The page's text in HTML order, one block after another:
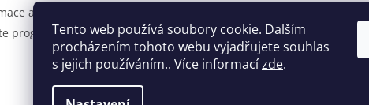
Tento web používá soubory cookie. Dalším
procházením tohoto webu vyjadřujete souhlas
s jejich používáním.. Více informacízde.
a vrácení zboží
program